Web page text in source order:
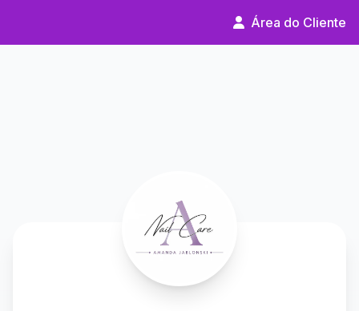
Área do Cliente